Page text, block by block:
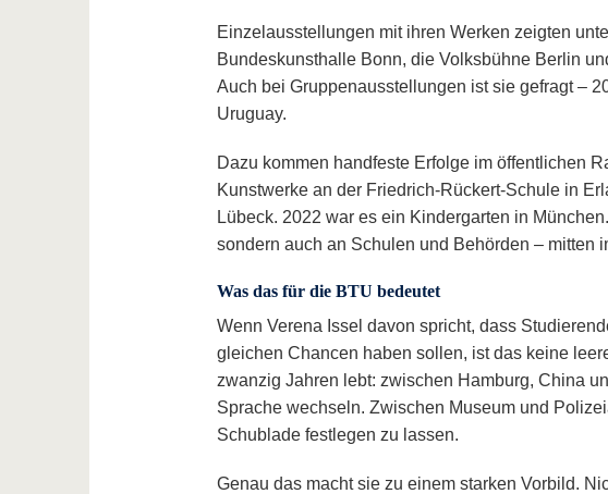
Einzelausstellungen mit ihren Werken zeigten
Bundeskunsthalle Bonn, die Volksbühne Berlin
Auch bei Gruppenausstellungen ist sie gefragt –
Uruguay.
Dazu kommen handfeste Erfolge im öffentlichen
Kunstwerke an der Friedrich-Rückert-Schule in
Lübeck. 2022 war es ein Kindergarten in
sondern auch an Schulen und Behörden – mitten
Was das für die BTU bedeutet
Wenn Verena Issel davon spricht, dass
gleichen Chancen haben sollen, ist das keine
zwanzig Jahren lebt: zwischen Hamburg, China
Sprache wechseln. Zwischen Museum und
Schublade festlegen zu lassen.
Genau das macht sie zu einem starken Vorbild.